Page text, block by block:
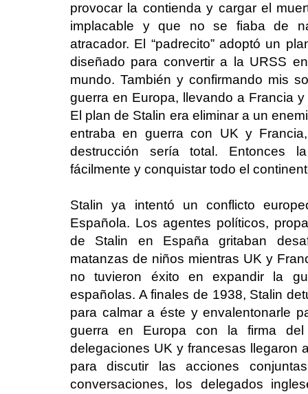
provocar la contienda y cargar el
implacable y que no se fiaba de
atracador. El “padrecito” adoptó un
diseñado para convertir a la URSS
mundo. También y confirmando mis
guerra en Europa, llevando a Francia
El plan de Stalin era eliminar a un
entraba en guerra con UK y
destrucción sería total. Entonces
fácilmente y conquistar todo el
Stalin ya intentó un conflicto
Española. Los agentes políticos,
de Stalin en España gritaban
matanzas de niños mientras UK y
no tuvieron éxito en expandir la
españolas. A finales de 1938, Stalin
para calmar a éste y envalentonarle
guerra en Europa con la firma del
delegaciones UK y francesas llegaron
para discutir las acciones
conversaciones, los delegados